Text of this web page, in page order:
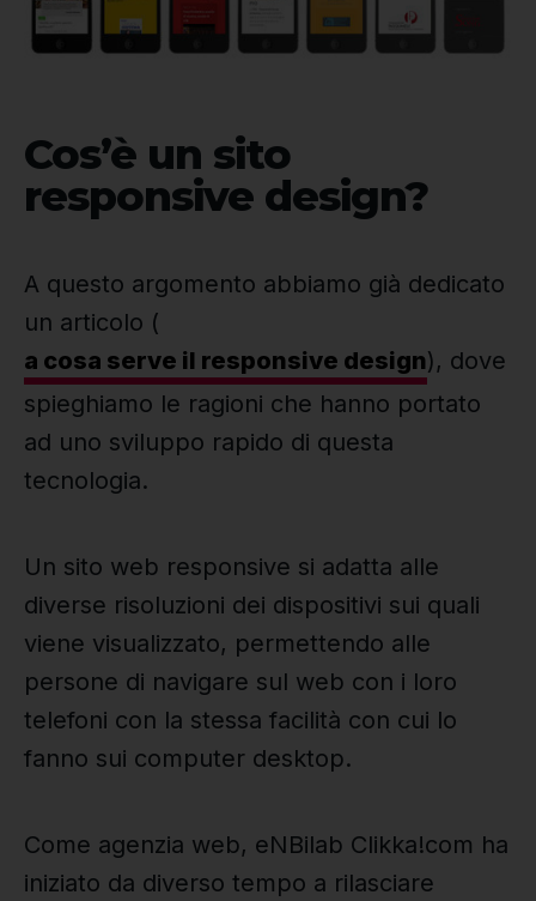
Cos’è un sito
responsive design?
A questo argomento abbiamo già dedicato
un articolo (
a cosa serve il responsive design), dove
spieghiamo le ragioni che hanno portato
ad uno sviluppo rapido di questa
tecnologia.
Un sito web responsive si adatta alle
diverse risoluzioni dei dispositivi sui quali
viene visualizzato, permettendo alle
persone di navigare sul web con i loro
telefoni con la stessa facilità con cui lo
fanno sui computer desktop.
Come agenzia web, eNBilab Clikka!com ha
iniziato da diverso tempo a rilasciare